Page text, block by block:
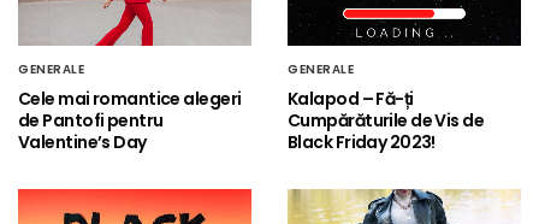
GENERALE
Cele mai romantice alegeri
de Pantofi pentru
Valentine’s Day
GENERALE
Kalapod – Fă-ți
Cumpărăturile de Vis de
Black Friday 2023!